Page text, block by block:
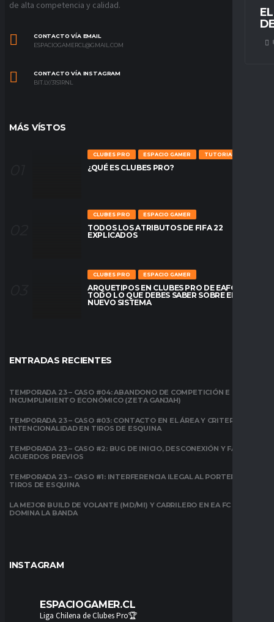
de alta competencia y calidad.
CONTACTO VÍA EMAIL
ESPACIOGAMERCL@GMAIL.COM
CONTACTO VÍA INSTAGRAM
BIT.LY/31S1RNL
MÁS VÍSTOS
CLUBES PRO ESPACIO GAMER TUTORIALES
¿QUÉ ES CLUBES PRO?
CLUBES PRO ESPACIO GAMER
TODOS LOS ATRIBUTOS DE FIFA 22
EXPLICADOS
CLUBES PRO ESPACIO GAMER
ARQUETIPOS EN CLUBES PRO DE EAFC26:
TODO LO QUE DEBES SABER SOBRE EL
NUEVO SISTEMA
ENTRADAS RECIENTES
TEMPORADA 23 – CASO #04: ABANDONO DE COMPETICIÓN E
INCUMPLIMIENTO ECONÓMICO (ZETA GANJAH)
TEMPORADA 23 – CASO #03: CONTACTO EN EL ÁREA Y CRITERIO DE
INTENCIONALIDAD EN TIROS DE ESQUINA
TEMPORADA 23 – CASO #2: BUG DE INICIO, DESCONEXIÓN Y FALTA DE
ACUERDOS PREVIOS
TEMPORADA 23 – CASO #1: INTERFERENCIA ILEGAL AL PORTERO EN
TIROS DE ESQUINA
LA MEJOR BUILD DE VOLANTE (MD/MI) Y CARRILERO EN EA FC 26:
DOMINA LA BANDA
INSTAGRAM
ESPACIOGAMER.CL
Liga Chilena de Clubes Pro🏆